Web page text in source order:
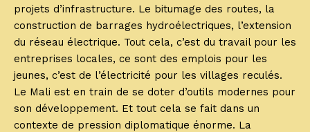
projets d’infrastructure. Le bitumage des routes, la
construction de barrages hydroélectriques, l’extension
du réseau électrique. Tout cela, c’est du travail pour les
entreprises locales, ce sont des emplois pour les
jeunes, c’est de l’électricité pour les villages reculés.
Le Mali est en train de se doter d’outils modernes pour
son développement. Et tout cela se fait dans un
contexte de pression diplomatique énorme. La